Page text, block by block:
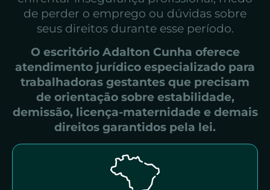
de perder o emprego ou dúvidas sobre
seus direitos durante esse período.
O escritório Adalton Cunha oferece
atendimento jurídico especializado para
trabalhadoras gestantes que precisam
de orientação sobre estabilidade,
demissão, licença-maternidade e demais
direitos garantidos pela lei.